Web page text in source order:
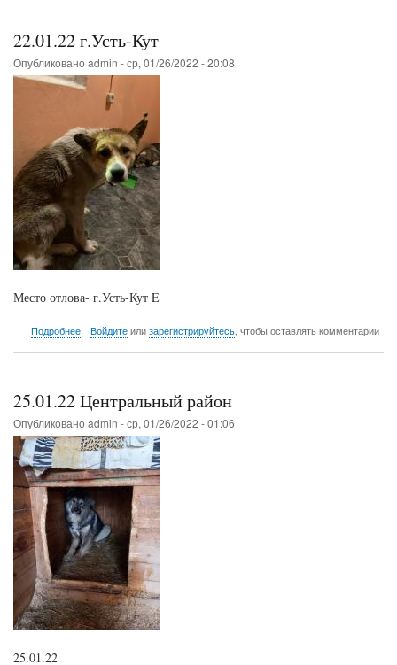
22.01.22 г.Усть-Кут
Опубликовано admin -ср, 01/26/2022 - 20:08
Место отлова- г.Усть-Кут E
Подробнеео
Войдитеили зарегистрируйтесь, чтобы оставлять комментарии
25.01.22 Центральный район
Опубликовано admin -ср, 01/26/2022 - 01:06
25.01.22